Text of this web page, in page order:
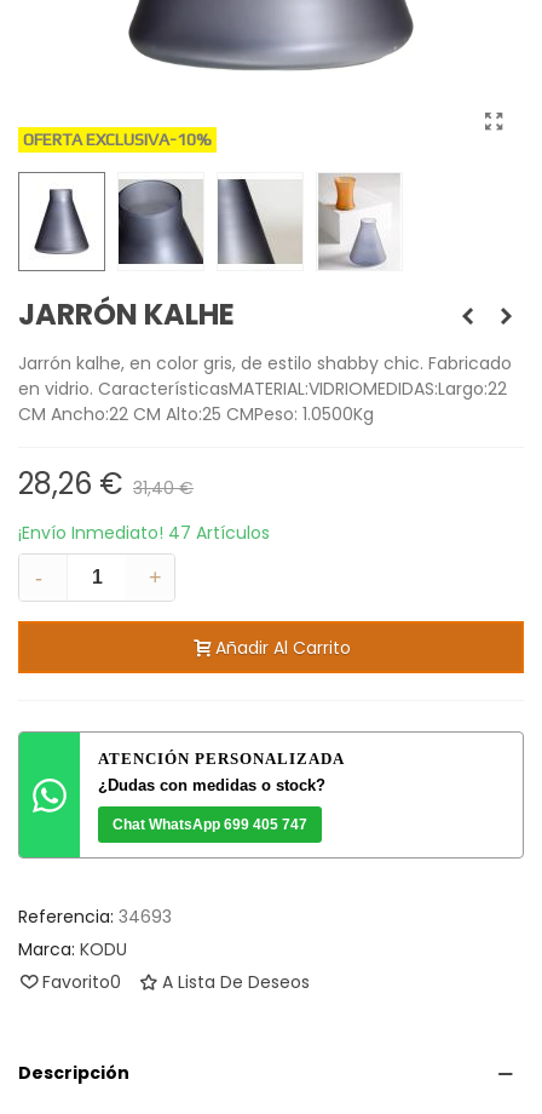
OFERTA EXCLUSIVA-10%
JARRÓN KALHE
Jarrón kalhe, en color gris, de estilo shabby chic. Fabricado
en vidrio. CaracterísticasMATERIAL:VIDRIOMEDIDAS:Largo:22
CM Ancho:22 CM Alto:25 CMPeso: 1.0500Kg
28,26 € 31,40 €
¡Envío Inmediato! 47 Artículos
-
+
Añadir Al Carrito
ATENCIÓN PERSONALIZADA
¿Dudas con medidas o stock?
Chat WhatsApp 699 405 747
Referencia: 34693
Marca: KODU
Favorito0 A Lista De Deseos
Descripción